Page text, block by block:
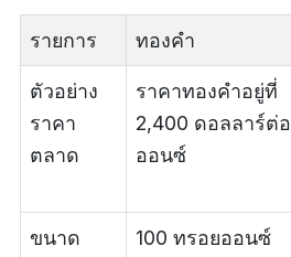
รายการ ทองคำ
ตัวอย่าง
ราคา
ตลาด
ราคาทองคำอยู่ที่
2,400 ดอลลาร์ต่อ
ออนซ์
ขนาด
100 ทรอยออนซ์